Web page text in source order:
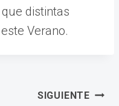
distintas
Verano.
SIGUIENTE